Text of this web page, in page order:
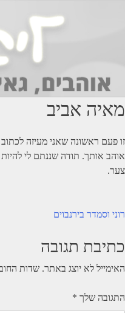
מאיה אביב
זו פעם ראשונה שאני מעיזה
אוהב אותך. תודה שננתם לי
צער.
ניווט
רוני וסמדר בירנבוים
כתיבת תגובה
האימייל לא יוצג באתר. שדות
התגובה שלך *